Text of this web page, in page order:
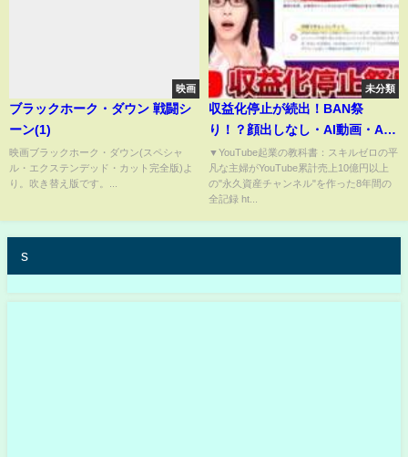
映画
ブラックホーク・ダウン 戦闘シ
ーン(1)
映画ブラックホーク・ダウン(スペシャ
ル・エクステンデッド・カット完全版)よ
り。吹き替え版です。...
未分類
収益化停止が続出！BAN祭
り！？顔出しなし・AI動画・AI
ショートが対象？
▼YouTube起業の教科書：スキルゼロの平
凡な主婦がYouTube累計売上10億円以上
の"永久資産チャンネル"を作った8年間の
全記録 ht...
s